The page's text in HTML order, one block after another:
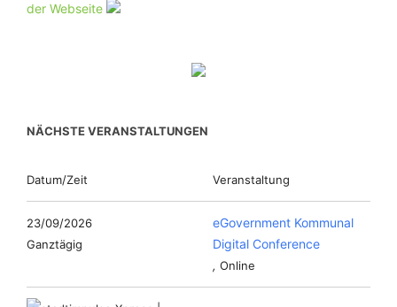
der Webseite
NÄCHSTE VERANSTALTUNGEN
Datum/Zeit Veranstaltung
23/09/2026
Ganztägig
eGovernment Kommunal
Digital Conference
, Online